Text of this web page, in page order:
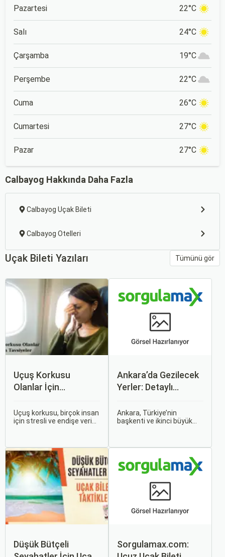
Pazartesi 22°C
Salı 24°C
Çarşamba 19°C
Perşembe 22°C
Cuma 26°C
Cumartesi 27°C
Pazar 27°C
Calbayog Hakkında Daha Fazla
Calbayog Uçak Bileti
Calbayog Otelleri
Uçak Bileti Yazıları Tümünü gör
Uçuş Korkusu
Olanlar İçin
Uçuş korkusu, birçok insan
için stresli ve endişe verici
etmek zorunda olan kişiler
için büyük bir sorun teşkil
edebilir.
Ankara’da Gezilecek
Yerler: Detaylı
Ankara, Türkiye’nin
başkenti ve ikinci büyük
Anadolu’nun kalbinde yer
alan bu şehir, hem tarihî
zenginlikleri hem de doğal
güzellikleri ile
ziyaretçilerine çeşitli keşif
imkanları sunmaktadır.
Düşük Bütçeli
Sorgulamax.com: